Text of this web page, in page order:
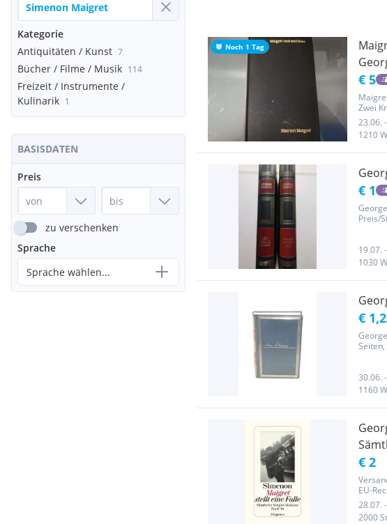
Kategorie
Antiquitäten / Kunst 7
Bücher / Filme / Musik 114
Freizeit / Instrumente /
Kulinarik 1
BASISDATEN
Preis
zu verschenken
Sprache
Sprache wählen...
Noch 1 Tag
€ 5
Zwei
23.06.
1210
€ 1
Preis/
19.07.
1030
€
30.06.
1160
€ 2
EU-
28.07.
2000